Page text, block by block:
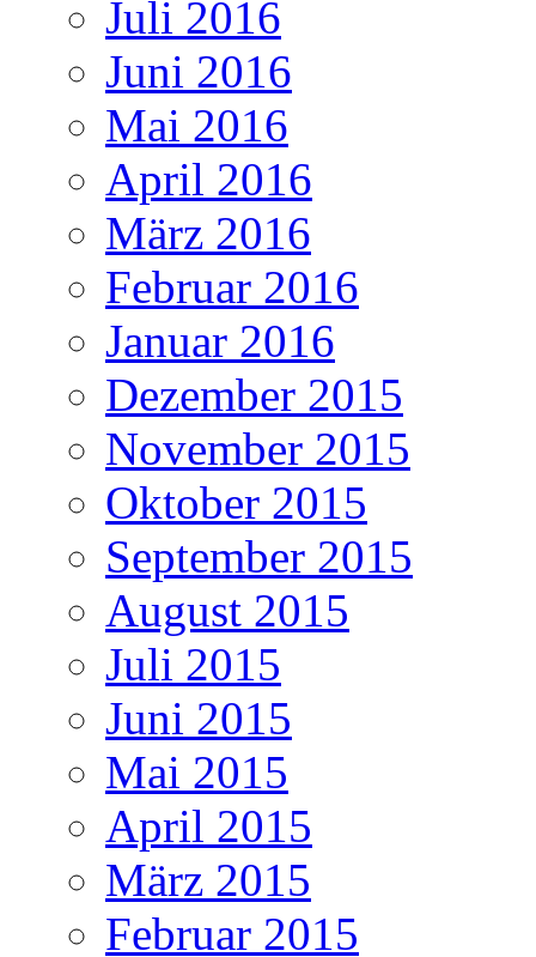
Juli 2016
Juni 2016
Mai 2016
April 2016
März 2016
Februar 2016
Januar 2016
Dezember 2015
November 2015
Oktober 2015
September 2015
August 2015
Juli 2015
Juni 2015
Mai 2015
April 2015
März 2015
Februar 2015